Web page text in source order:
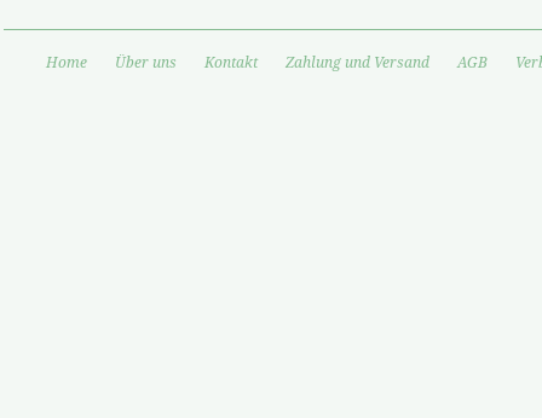
Home Über uns Kontakt Zahlung und Versand AGB